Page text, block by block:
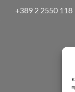
+389 2 2550 118